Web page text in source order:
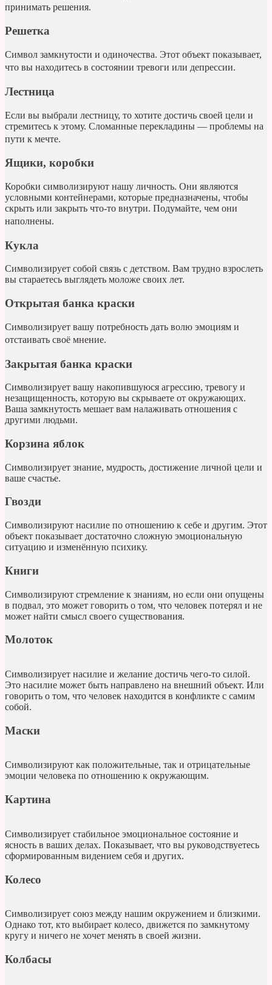
принимать решения. ⠀
Решетка
Символ замкнутости и одиночества. Этот объект показывает,
что вы находитесь в состоянии тревоги или депрессии. ⠀
Лестница
Если вы выбрали лестницу, то хотите достичь своей цели и
стремитесь к этому. Сломанные перекладины — проблемы на
пути к мечте. ⠀
Ящики, коробки
Коробки символизируют нашу личность. Они являются
условными контейнерами, которые предназначены, чтобы
скрыть или закрыть что-то внутри. Подумайте, чем они
наполнены. ⠀
Кукла
Символизирует собой связь с детством. Вам трудно взрослеть
вы стараетесь выглядеть моложе своих лет.
Открытая банка краски
Символизирует вашу потребность дать волю эмоциям и
отстаивать своё мнение. ⠀
Закрытая банка краски
Символизирует вашу накопившуюся агрессию, тревогу и
незащищенность, которую вы скрываете от окружающих.
Ваша замкнутость мешает вам налаживать отношения с
другими людьми.
Корзина яблок
Символизирует знание, мудрость, достижение личной цели и
ваше счастье.
Гвозди
Символизируют насилие по отношению к себе и другим. Этот
объект показывает достаточно сложную эмоциональную
ситуацию и изменённую психику.
Книги
Символизируют стремление к знаниям, но если они опущены
в подвал, это может говорить о том, что человек потерял и не
может найти смысл своего существования.
Молоток
Символизирует насилие и желание достичь чего-то силой.
Это насилие может быть направлено на внешний объект. Или
говорить о том, что человек находится в конфликте с самим
собой.
Маски
Символизируют как положительные, так и отрицательные
эмоции человека по отношению к окружающим.
Картина
Символизирует стабильное эмоциональное состояние и
ясность в ваших делах. Показывает, что вы руководствуетесь
сформированным видением себя и других.
Колесо
Символизирует союз между нашим окружением и близкими.
Однако тот, кто выбирает колесо, движется по замкнутому
кругу и ничего не хочет менять в своей жизни.
Колбасы